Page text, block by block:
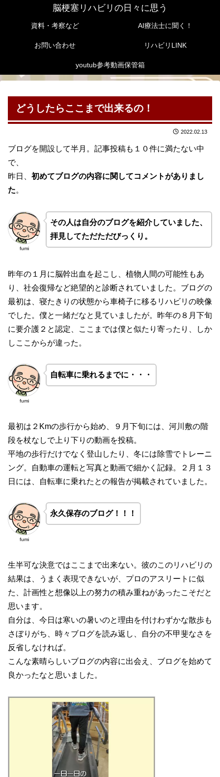
脳梗塞リハビリの日々に思う
資料・考察など AI療法士に聞く！
お問い合わせ リハビリLINK
youtub参考動画保管箱
どうしたらここまで出来るの！
2022.02.13
ブログを開設して半月。記事投稿も１０件に満たない中
で、
昨日、 初めてブログの内容に関してコメントがありまし
た。
fumi
その人は自分のブログを紹介していました、
拝見してただただびっくり。
昨年の１月に脳幹出血を起こし、植物人間の可能性もあ
り、社会復帰など絶望的と診断されていました。ブログの
最初は、寝たきりの状態から車椅子に移るリハビリの映像
でした。僕と一緒だなと見ていましたが。昨年の８月下旬
に要介護２と認定、ここまでは僕と似たり寄ったり、しか
しここからが違った。
fumi
自転車に乗れるまでに・・・
最初は２Kmの歩行から始め、９月下旬には、河川敷の階
段を杖なしで上り下りの動画を投稿。
平地の歩行だけでなく登山したり、冬には除雪でトレーニ
ング。自動車の運転と写真と動画で細かく記録。２月１３
日には、自転車に乗れたとの報告が掲載されていました。
fumi
永久保存のブログ！！！
生半可な決意ではここまで出来ない。彼のこのリハビリの
結果は、うまく表現できないが、プロのアスリートに似
た、計画性と想像以上の努力の積み重ねがあったこそだと
思います。
自分は、今日は寒いの暑いのと理由を付けわずかな散歩も
さぼりがち、時々ブログを読み返し、自分の不甲斐なさを
反省しなければ。
こんな素晴らしいブログの内容に出会え、ブログを始めて
良かったなと思いました。